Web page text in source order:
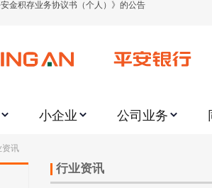
升级更新的通知
金所代理业务调整合约保证金比例和涨跌幅度限制的
风险防范的提示
小企业 公司业务
资讯
行业资讯